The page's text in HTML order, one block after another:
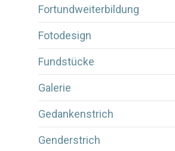
Fortundweiterbildung
Fotodesign
Fundstücke
Galerie
Gedankenstrich
Genderstrich